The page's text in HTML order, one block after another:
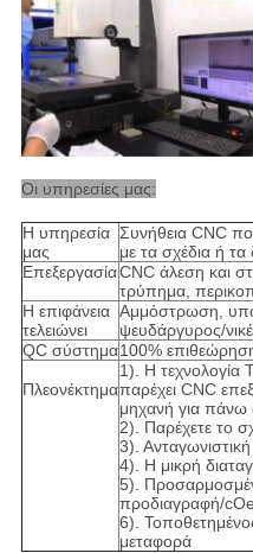
Οι υπηρεσίες μας:
Η υπηρεσία
μας
Συνήθεια CNC
με τα σχέδια ή
ΕπεξεργασίαCNC άλεση και
τρύπημα,
Η επιφάνεια
τελειώνει
Αμμόστρωση,
ψευδάργυρος/
QC σύστημα100%
Πλεονέκτημα
1). Η τεχνολογία
παρέχει CNC
μηχανή για πάνω
2). Παρέχετε το
3).
4). Η μικρή
5).
προδιαγραφή/
6).
μεταφορά